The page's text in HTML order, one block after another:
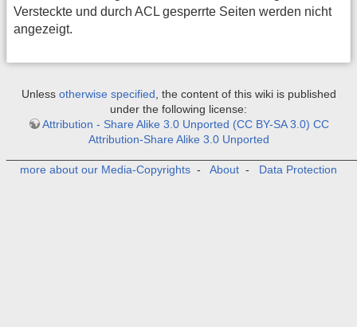
Versteckte und durch ACL gesperrte Seiten werden nicht
angezeigt.
Unless otherwise specified, the content of this wiki is published
under the following license:
Attribution - Share Alike 3.0 Unported (CC BY-SA 3.0) CC
Attribution-Share Alike 3.0 Unported
more about our Media-Copyrights - About - Data Protection